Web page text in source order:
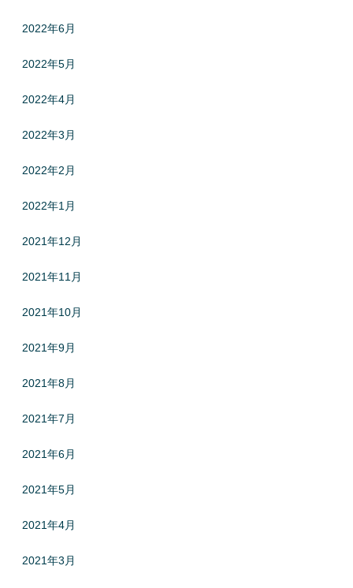
2022年6月
2022年5月
2022年4月
2022年3月
2022年2月
2022年1月
2021年12月
2021年11月
2021年10月
2021年9月
2021年8月
2021年7月
2021年6月
2021年5月
2021年4月
2021年3月